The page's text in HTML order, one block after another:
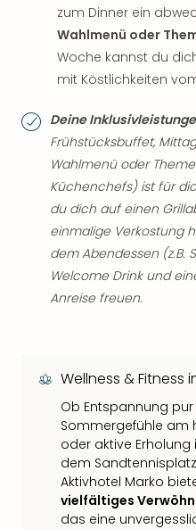
zum Dinner ein
Wahlmenü oder
Woche kannst du
mit Köstlichkeiten
Deine
Frühstücksbuffet,
Wahlmenü oder
Küchenchefs) ist für
du dich auf einen
einmalige Verkostung
dem Abendessen (z.B.
Welcome Drink und
Anreise freuen.
Wellness & Fitness
Ob Entspannung
Sommergefühle am
oder aktive
dem
Aktivhotel Marko
vielfältiges
das eine